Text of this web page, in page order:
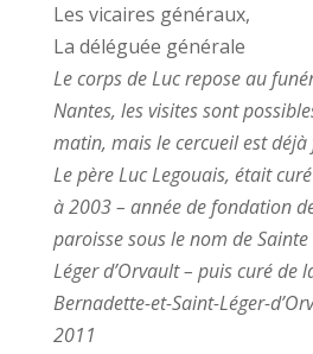
Les vicaires généraux,
La déléguée générale
Le corps de Luc repose au
Nantes, les visites sont
matin, mais le cercueil est déjà
Le père Luc Legouais, était
à 2003 – année de fondation
paroisse sous le nom de
Léger d’Orvault – puis curé de
Bernadette-et-Saint-Léger-
2011